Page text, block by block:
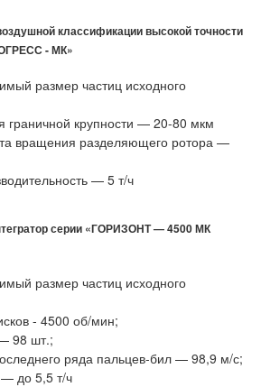
классификации высокой точности
- МК»
размер частиц исходного
граничной крупности — 20-80 мкм
вращения разделяющего ротора —
— 5 т/ч
серии «ГОРИЗОНТ — 4500 МК
размер частиц исходного
- 4500 об/мин;
98 шт.;
ряда пальцев-бил — 98,9 м/с;
— до 5,5 т/ч